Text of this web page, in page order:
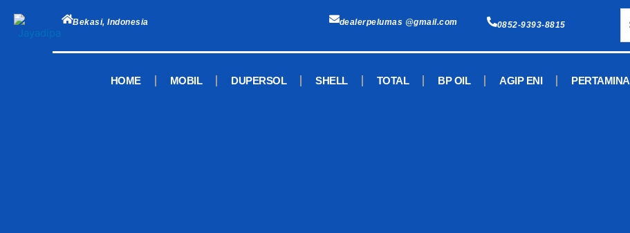
content
Bekasi, Indonesia dealerpelumas @gmail.com 0852-9393-8815
HOME MOBIL DUPERSOL SHELL TOTAL BP OIL AGIP ENI PERTAMINA